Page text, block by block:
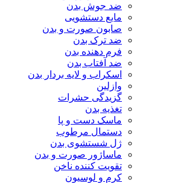
ضد جوش بدن
مایع دستشویی
صابون صورت و بدن
ضد ترک بدن
فرم دهنده بدن
ضد آفتاب بدن
اسکراب و لایه بردار بدن
وازلین
گزیدگی حشرات
تغذیه بدن
ماسک دست و پا
دستمال مرطوب
ژل شستشوی بدن
ماساژور صورت و بدن
تقویت کننده ناخن
کرم و لوسیون